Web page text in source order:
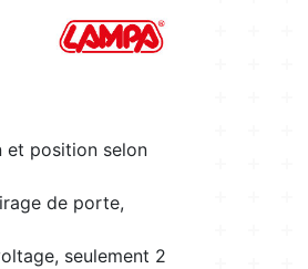
et position selon
de porte,
seulement 2